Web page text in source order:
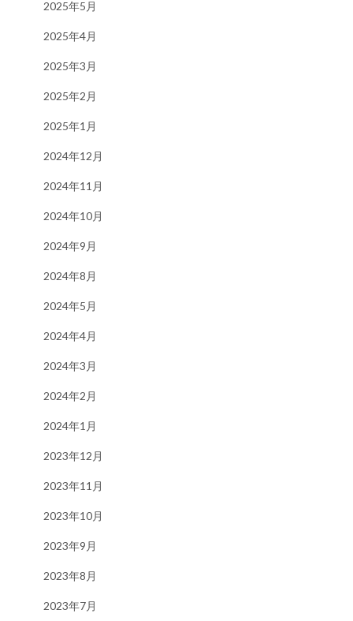
2025年5月
2025年4月
2025年3月
2025年2月
2025年1月
2024年12月
2024年11月
2024年10月
2024年9月
2024年8月
2024年5月
2024年4月
2024年3月
2024年2月
2024年1月
2023年12月
2023年11月
2023年10月
2023年9月
2023年8月
2023年7月